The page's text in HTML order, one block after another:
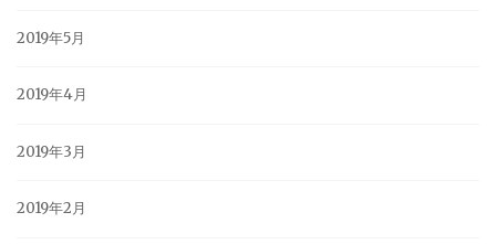
2019年5月
2019年4月
2019年3月
2019年2月